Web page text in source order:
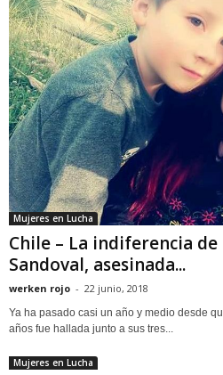
Mujeres en Lucha
Chile – La indiferencia
Sandoval, asesinada...
werken rojo - 22 junio, 2018
Ya ha pasado casi un año y medio desde
años fue hallada junto a sus tres...
Mujeres en Lucha